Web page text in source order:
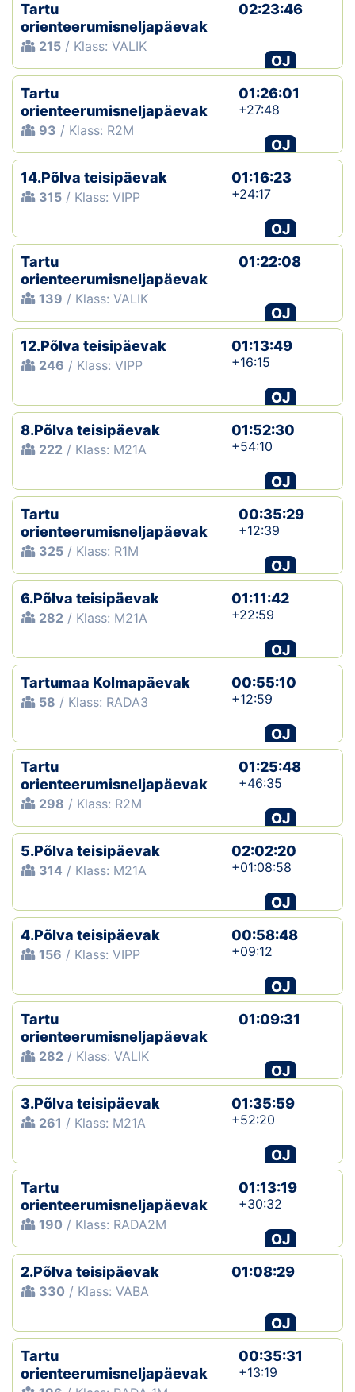
Tartu
orienteerumisneljapäevak
215 / Klass: VALIK
02:23:46
OJ
Tartu
orienteerumisneljapäevak
93 / Klass: R2M
01:26:01
+27:48
OJ
14.Põlva teisipäevak
315 / Klass: VIPP
01:16:23
+24:17
OJ
Tartu
orienteerumisneljapäevak
139 / Klass: VALIK
01:22:08
OJ
12.Põlva teisipäevak
246 / Klass: VIPP
01:13:49
+16:15
OJ
8.Põlva teisipäevak
222 / Klass: M21A
01:52:30
+54:10
OJ
Tartu
orienteerumisneljapäevak
325 / Klass: R1M
00:35:29
+12:39
OJ
6.Põlva teisipäevak
282 / Klass: M21A
01:11:42
+22:59
OJ
Tartumaa Kolmapäevak
58 / Klass: RADA3
00:55:10
+12:59
OJ
Tartu
orienteerumisneljapäevak
298 / Klass: R2M
01:25:48
+46:35
OJ
5.Põlva teisipäevak
314 / Klass: M21A
02:02:20
+01:08:58
OJ
4.Põlva teisipäevak
156 / Klass: VIPP
00:58:48
+09:12
OJ
Tartu
orienteerumisneljapäevak
282 / Klass: VALIK
01:09:31
OJ
3.Põlva teisipäevak
261 / Klass: M21A
01:35:59
+52:20
OJ
Tartu
orienteerumisneljapäevak
190 / Klass: RADA2M
01:13:19
+30:32
OJ
2.Põlva teisipäevak
330 / Klass: VABA
01:08:29
OJ
Tartu
orienteerumisneljapäevak
00:35:31
+13:19